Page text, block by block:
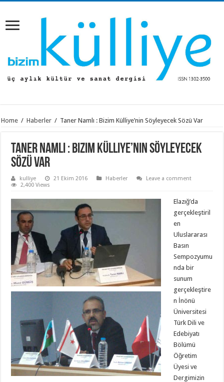
Home / Haberler / Taner Namlı : Bizim Külliye’nin Söyleyecek Sözü Var
Taner Namlı : Bizim Külliye’nin Söyleyecek
Sözü Var
kulliye 21 Ekim 2016 Haberler
Leave a comment
2,400 Views
Elazığ’da
gerçekleştiril
en
Uluslararası
Basın
Sempozyumu
nda bir
sunum
gerçekleştire
n İnönü
Üniversitesi
Türk Dili ve
Edebiyatı
Bölümü
Öğretim
Üyesi ve
Dergimizin